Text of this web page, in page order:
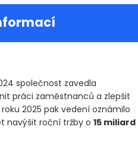
společnost zavedla
práci zaměstnanců a zlepšit
2025 pak vedení oznámilo
navýšit roční tržby o 15 miliard